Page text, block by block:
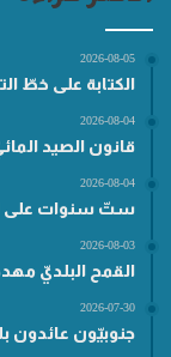
2026-08-05
الكتابة على خطّ
2026-08-04
قانون الصيد
2026-08-04
ستّ سنوات على
2026-08-03
القمح البلديّ
2026-07-30
جنوبيّون عائدون